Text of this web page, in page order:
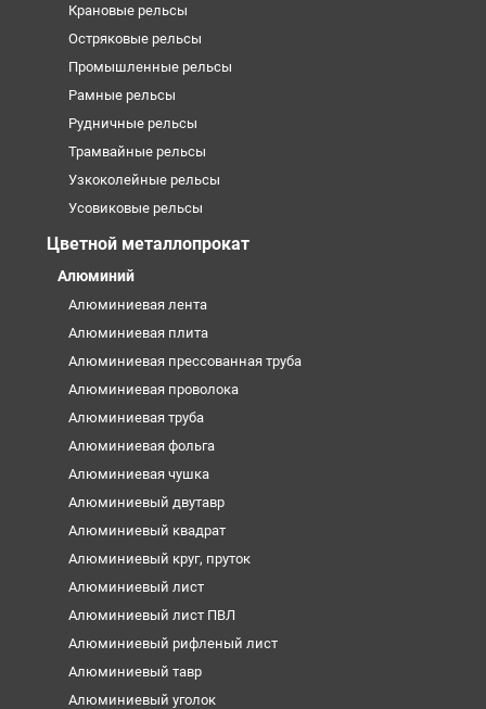
Крановые рельсы
Остряковые рельсы
Промышленные рельсы
Рамные рельсы
Рудничные рельсы
Трамвайные рельсы
Узкоколейные рельсы
Усовиковые рельсы
Цветной металлопрокат
Алюминий
Алюминиевая лента
Алюминиевая плита
Алюминиевая прессованная труба
Алюминиевая проволока
Алюминиевая труба
Алюминиевая фольга
Алюминиевая чушка
Алюминиевый двутавр
Алюминиевый квадрат
Алюминиевый круг, пруток
Алюминиевый лист
Алюминиевый лист ПВЛ
Алюминиевый рифленый лист
Алюминиевый тавр
Алюминиевый уголок